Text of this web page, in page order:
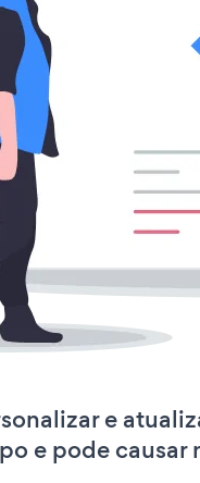
e
e pode